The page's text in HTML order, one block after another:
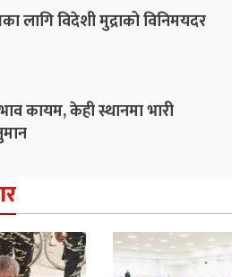
लागि विदेशी मुद्राको विनिमयदर
कायम, केही स्थानमा भारी